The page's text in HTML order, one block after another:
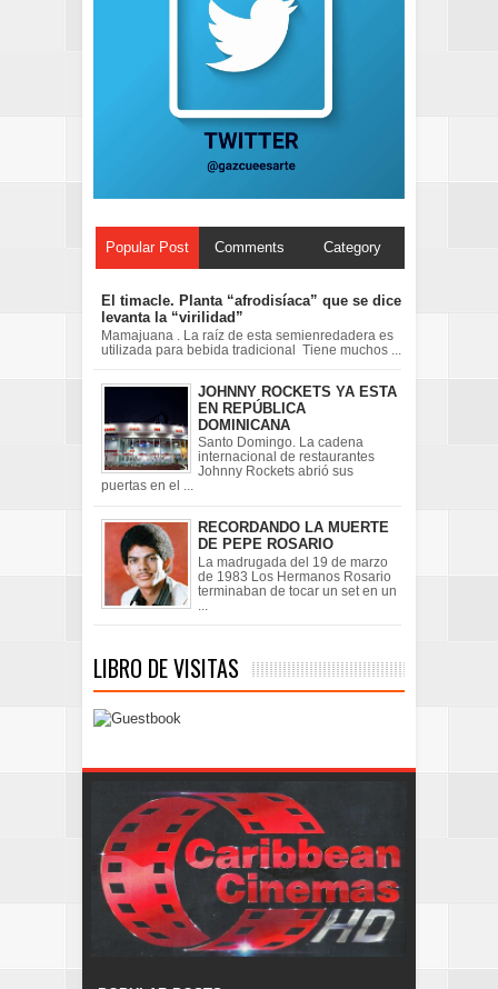
Popular Post Comments Category
El timacle. Planta “afrodisíaca” que se dice
levanta la “virilidad”
Mamajuana . La raíz de esta semienredadera es
utilizada para bebida tradicional Tiene muchos ...
JOHNNY ROCKETS YA ESTA
EN REPÚBLICA
DOMINICANA
Santo Domingo. La cadena
internacional de restaurantes
Johnny Rockets abrió sus
puertas en el ...
RECORDANDO LA MUERTE
DE PEPE ROSARIO
La madrugada del 19 de marzo
de 1983 Los Hermanos Rosario
terminaban de tocar un set en un
LIBRO DE VISITAS